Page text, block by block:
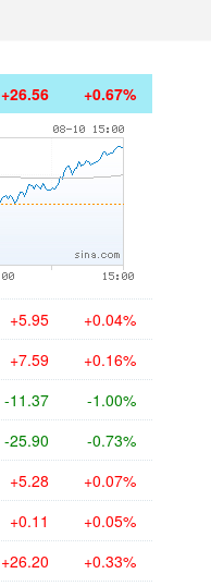
+26.56 +0.67%
+5.95 +0.04%
+7.59 +0.16%
-11.37 -1.00%
-25.90 -0.73%
+5.28 +0.07%
+0.11 +0.05%
+26.20 +0.33%